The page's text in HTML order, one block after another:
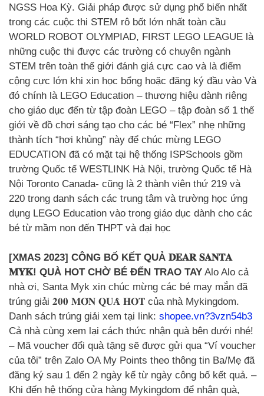
NGSS Hoa Kỳ. Giải pháp được sử dụng phổ biến nhất
trong các cuộc thi STEM rô bốt lớn nhất toàn cầu
WORLD ROBOT OLYMPIAD, FIRST LEGO LEAGUE là
những cuộc thi được các trường có chuyên ngành
STEM trên toàn thế giới đánh giá cực cao và là điểm
cộng cực lớn khi xin học bổng hoặc đăng ký đầu vào Và
đó chính là LEGO Education – thương hiệu dành riêng
cho giáo dục đến từ tập đoàn LEGO – tập đoàn số 1 thế
giới về đồ chơi sáng tạo cho các bé “Flex” nhẹ những
thành tích “hơi khủng” này để chúc mừng LEGO
EDUCATION đã có mặt tại hệ thống ISPSchools gồm
trường Quốc tế WESTLINK Hà Nội, trường Quốc tế Hà
Nội Toronto Canada- cũng là 2 thành viên thứ 219 và
220 trong danh sách các trung tâm và trường học ứng
dụng LEGO Education vào trong giáo dục dành cho các
bé từ mầm non đến THPT và đại học
[XMAS 2023] CÔNG BỐ KẾT QUẢ 𝐃𝐄𝐀𝐑 𝐒𝐀𝐍𝐓𝐀
𝐌𝐘𝐊! QUÀ HOT CHỜ BÉ ĐẾN TRAO TAY Alo Alo cả
nhà ơi, Santa Myk xin chúc mừng các bé may mắn đã
trúng giải 𝟐𝟎𝟎 𝐌𝐎́𝐍 𝐐𝐔𝐀̀ 𝐇𝐎𝐓 của nhà Mykingdom.
Danh sách trúng giải xem tại link: shopee.vn?3vzn54b3
Cả nhà cùng xem lại cách thức nhận quà bên dưới nhé!
– Mã voucher đổi quà tặng sẽ được gửi qua “Ví voucher
của tôi” trên Zalo OA My Points theo thông tin Ba/Mẹ đã
đăng ký sau 1 đến 2 ngày kể từ ngày công bố kết quả. –
Khi đến hệ thống cửa hàng Mykingdom để nhận quà,